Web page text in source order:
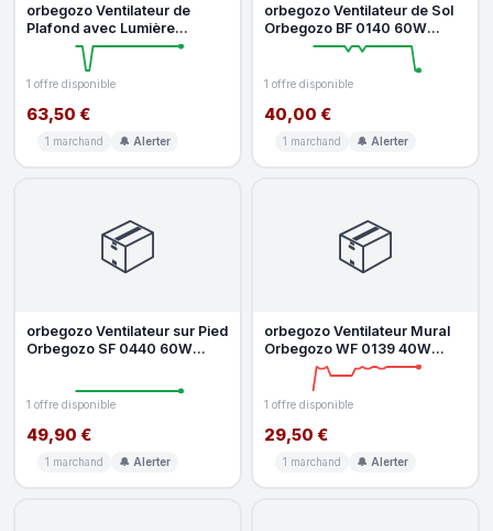
orbegozo Ventilateur de
Plafond avec Lumière
Orbegozo CL 08132 B 60W
132cm 3 Vit
1 offre disponible
63,50 €
1 marchand 🔔 Alerter
orbegozo Ventilateur de Sol
Orbegozo BF 0140 60W
40cm 3 Vitesses Ultra
1 offre disponible
40,00 €
1 marchand 🔔 Alerter
📦
orbegozo Ventilateur sur Pied
Orbegozo SF 0440 60W
1 offre disponible
49,90 €
1 marchand 🔔 Alerter
📦
orbegozo Ventilateur Mural
Orbegozo WF 0139 40W
40cm 3 Vitesses Tête
Oscillante
1 offre disponible
29,50 €
1 marchand 🔔 Alerter